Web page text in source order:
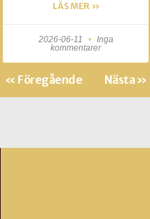
LÄS MER »
2026-06-11
Inga
kommentarer
« Föregående Nästa »